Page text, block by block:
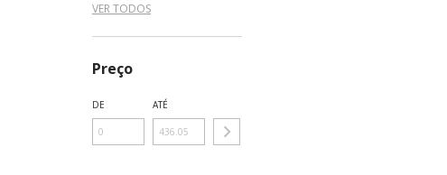
VER TODOS
Preço
DE ATÉ